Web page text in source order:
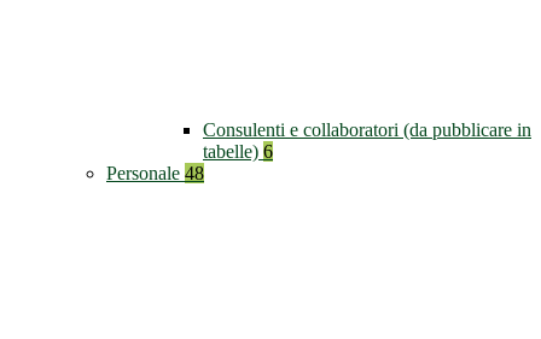
Consulenti e collaboratori (da pubblicare in
tabelle) 6
Personale 48